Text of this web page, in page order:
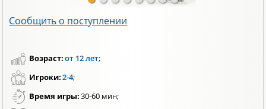
Сообщить о поступлении
Возраст:от 12 лет;
Игроки:2-4;
Время игры:30-60 мин;